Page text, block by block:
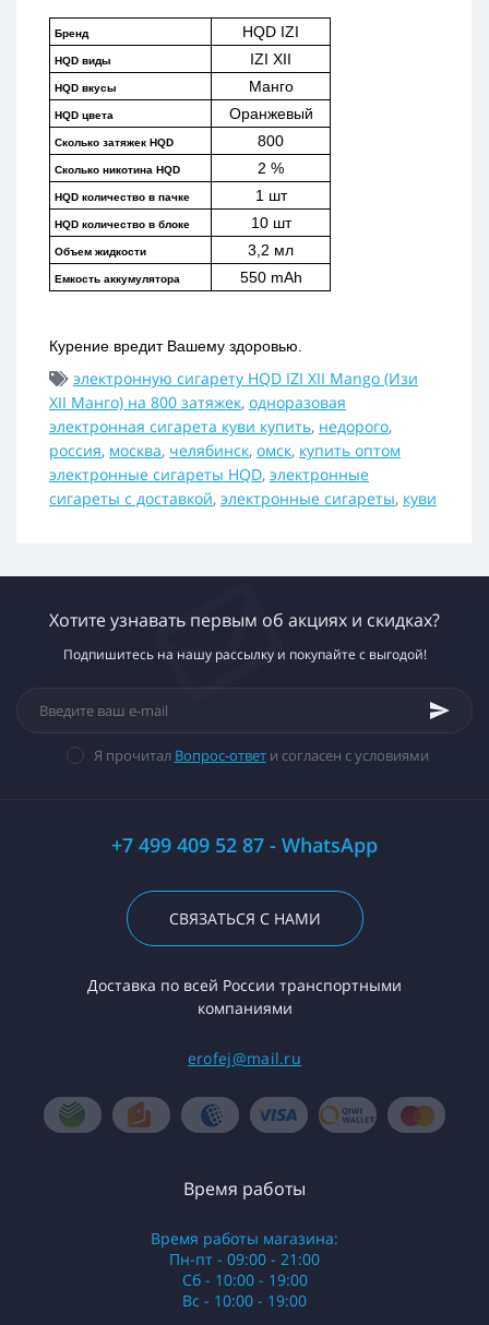
Бренд HQD IZI
HQD виды IZI XII
HQD вкусы Манго
HQD цвета Оранжевый
Сколько затяжек HQD 800
Сколько никотина HQD 2 %
HQD количество в пачке 1 шт
HQD количество в блоке 10 шт
Объем жидкости 3,2 мл
Емкость аккумулятора 550 mAh
Курение вредит Вашему здоровью.
электронную сигарету HQD IZI XII Mango (Изи
XII Манго) на 800 затяжек, одноразовая
электронная сигарета куви купить, недорого,
россия, москва, челябинск, омск, купить оптом
электронные сигареты HQD, электронные
сигареты с доставкой, электронные сигареты, куви
Хотите узнавать первым об акциях и скидках?
Подпишитесь на нашу рассылку и покупайте с выгодой!
Я прочитал Вопрос-ответи согласен с условиями
+7 499 409 52 87 - WhatsApp
СВЯЗАТЬСЯ С НАМИ
Доставка по всей России транспортными
компаниями
erofej@mail.ru
Время работы
Время работы магазина:
Пн-пт - 09:00 - 21:00
Сб - 10:00 - 19:00
Вс - 10:00 - 19:00